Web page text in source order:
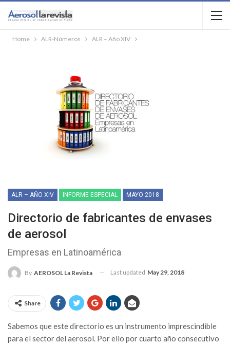
Home ALR-Números ALR – Año XIV
ALR – AÑO XIV INFORME ESPECIAL MAYO 2018
Directorio de fabricantes de envases
de aerosol
Empresas en Latinoamérica
By AEROSOL La Revista Last updated May 29, 2018
Share
Sabemos que este directorio es un instrumento imprescindible
para el sector del aerosol. Por ello por cuarto año consecutivo